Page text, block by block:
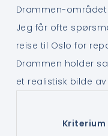
Drammen-området
Jeg får ofte
reise til Oslo for
Drammen holder
et realistisk bilde
Kriterium